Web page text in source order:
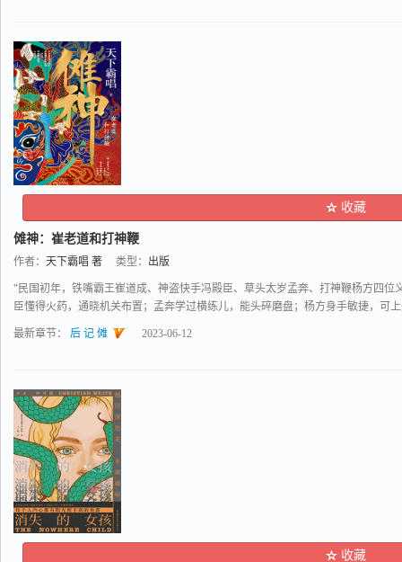
收藏
傩神：崔老道和打神鞭
作者： 天下霸唱 著 类型： 出版
"民国初年，铁嘴霸王崔道成、神盗快手冯殿臣、草头太岁孟奔、打神鞭杨方四
臣懂得火药，通晓机关布置；孟奔学过横练儿，能头碎磨盘；杨方身手敏捷，可
最新章节： 后 记 傩 2023-06-12
收藏